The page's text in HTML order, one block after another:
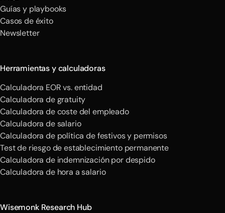
Guías y playbooks
Casos de éxito
Newsletter
Herramientas y calculadoras
Calculadora EOR vs. entidad
Calculadora de gratuity
Calculadora de coste del empleado
Calculadora de salario
Calculadora de política de festivos y permisos
Test de riesgo de establecimiento permanente
Calculadora de indemnización por despido
Calculadora de hora a salario
Wisemonk Research Hub